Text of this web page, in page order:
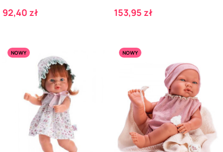
Cena
92,40 zł Cena
153,95 zł
NOWY NOWY